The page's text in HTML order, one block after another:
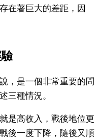
在著巨大的差距，因
，是一個非常重要的問
三種情況。
是高收入，戰後地位更
後一度下降，隨後又順